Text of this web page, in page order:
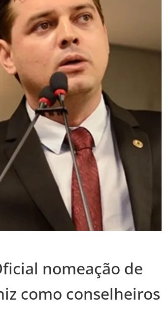
nomeação de
como conselheiros